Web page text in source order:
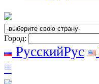
Город:
РусскийРус
≡